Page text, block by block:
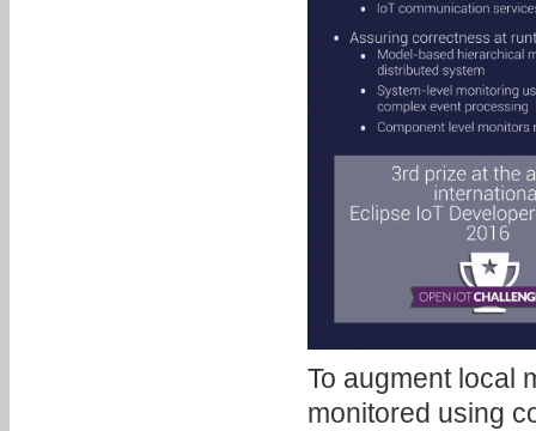
To augment local
monitored using